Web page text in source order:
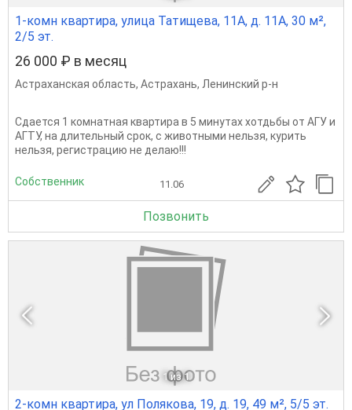
1-комн квартира, улица Татищева, 11А, д. 11А, 30 м²,
2/5 эт.
26 000 ₽ в месяц
Астраханская область, Астрахань, Ленинский р-н
Сдается 1 комнатная квартира в 5 минутах хотдьбы от АГУ и
АГТУ, на длительный срок, с животными нельзя, курить
нельзя, регистрацию не делаю!!!
Собственник 11.06
Позвонить
1 из 1
2-комн квартира, ул Полякова, 19, д. 19, 49 м², 5/5 эт.